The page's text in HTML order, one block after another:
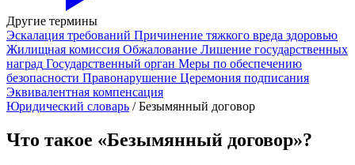
Другие термины
Эскалация требований Причинение тяжкого вреда здоровью
Жилищная комиссия Обжалование Лишение государственных
наград Государственный орган Меры по обеспечению
безопасности Правонарушение Церемония подписания
Эквивалентная компенсация
Юридический словарь /Безымянный договор
Что такое «Безымянный договор»?